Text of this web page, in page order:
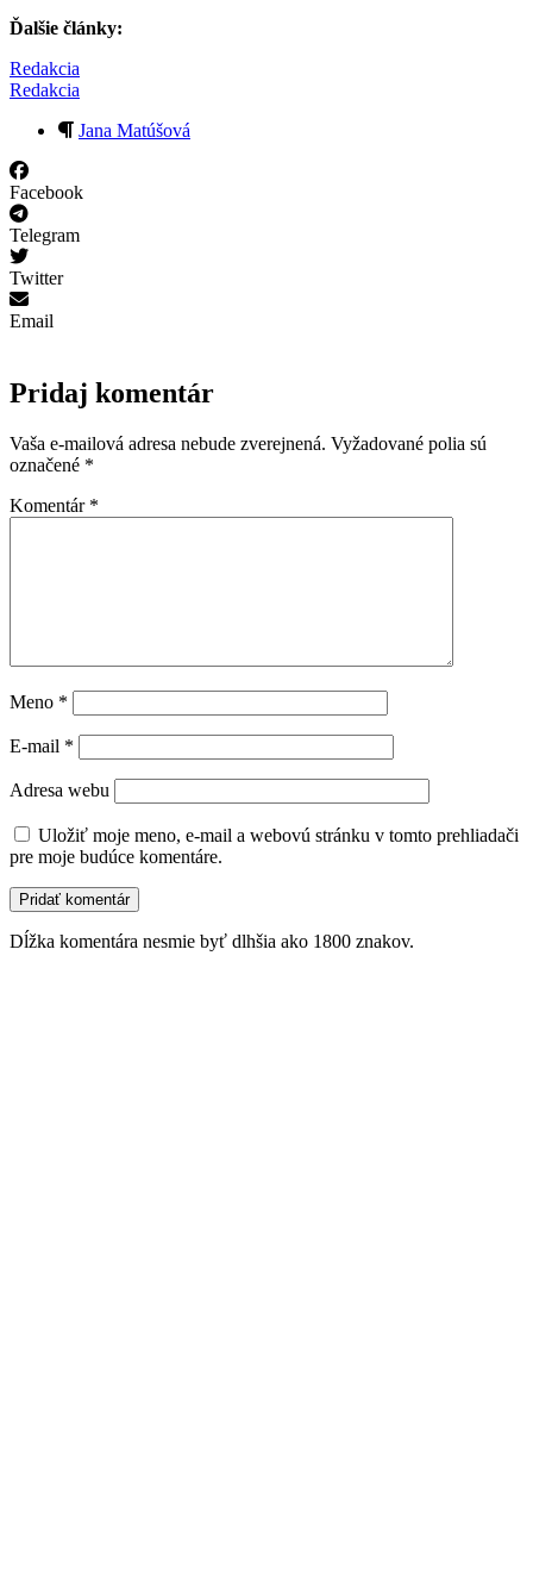
Ďalšie články:
Redakcia
Redakcia
Jana Matúšová
Facebook
Telegram
Twitter
Email
Pridaj komentár
Vaša e-mailová adresa nebude zverejnená. Vyžadované polia sú
označené *
Komentár *
Meno *
E-mail *
Adresa webu
Uložiť moje meno, e-mail a webovú stránku v tomto prehliadači
pre moje budúce komentáre.
Dĺžka komentára nesmie byť dlhšia ako 1800 znakov.